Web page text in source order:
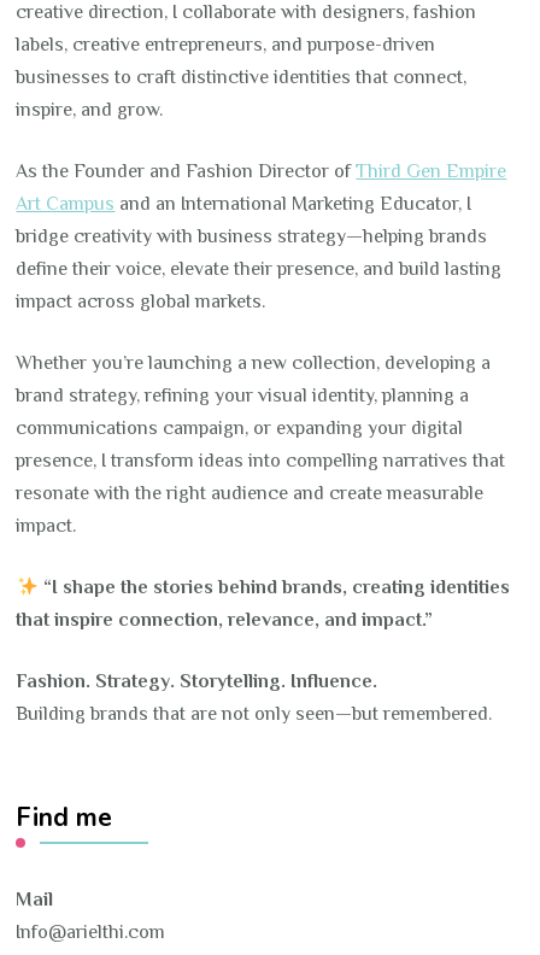
creative direction, I collaborate with designers, fashion
labels, creative entrepreneurs, and purpose-driven
businesses to craft distinctive identities that connect,
inspire, and grow.
As the Founder and Fashion Director ofThird Gen Empire
Art Campus and an International Marketing Educator, I
bridge creativity with business strategy—helping brands
define their voice, elevate their presence, and build lasting
impact across global markets.
Whether you’re launching a new collection, developing a
brand strategy, refining your visual identity, planning a
communications campaign, or expanding your digital
presence, I transform ideas into compelling narratives that
resonate with the right audience and create measurable
impact.
“I shape the stories behind brands, creating identities
that inspire connection, relevance, and impact.”
Fashion. Strategy. Storytelling. Influence.
Building brands that are not only seen—but remembered.
Find me
Mail
Info@arielthi.com